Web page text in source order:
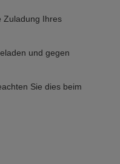
Zuladung Ihres
und gegen
Sie dies beim